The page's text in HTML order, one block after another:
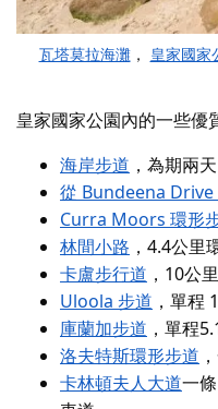
瓦塔莫拉海灘， 皇家國家
皇家國家公園內的一些優
海岸步道 ，為期兩
從 Bundeena
Curra Moors 環形
林間小路 ，4.4公里
卡盧步行道 ，10公
Uloola 步道 ，單程
庫蘭加步道 ，單程
洛夫特斯環形步道
卡林頓夫人大道一